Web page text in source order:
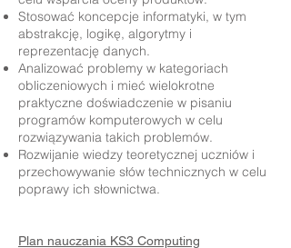
Stosować koncepcje informatyki, w tym
abstrakcję, logikę, algorytmy i
reprezentację danych.
Analizować problemy w kategoriach
obliczeniowych i mieć wielokrotne
praktyczne doświadczenie w pisaniu
programów komputerowych w celu
rozwiązywania takich problemów.
Rozwijanie wiedzy teoretycznej uczniów i
przechowywanie słów technicznych w celu
poprawy ich słownictwa.
Plan nauczania KS3 Computing